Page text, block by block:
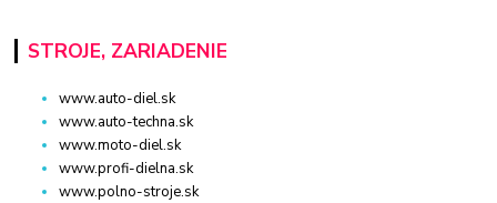
STROJE, ZARIADENIE
www.auto-diel.sk
www.auto-techna.sk
www.moto-diel.sk
www.profi-dielna.sk
www.polno-stroje.sk